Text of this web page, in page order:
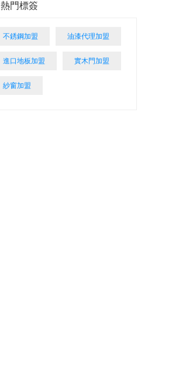
熱門標簽
不銹鋼加盟 油漆代理加盟
進口地板加盟 實木門加盟
紗窗加盟